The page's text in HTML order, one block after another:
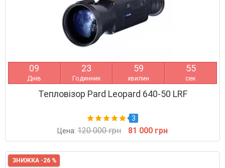
09
Днів
23
Годинник
59
хвилин
54
сек
Тепловізор Pard Leopard 640-50 LRF
3
Цена: 120 000 грн 81 000 грн
ЗНИЖКА -26 %